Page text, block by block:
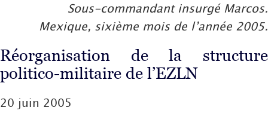
Sous-commandant insurgé Marcos.
Mexique, sixième mois de l’année 2005.
Réorganisation de la structure
politico-militaire de l’EZLN
20 juin 2005